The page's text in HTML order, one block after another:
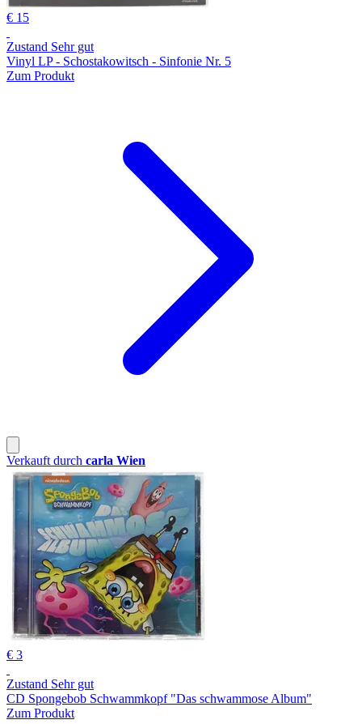
€ 15
Zustand Sehr gut
Vinyl LP - Schostakowitsch - Sinfonie Nr. 5
Zum Produkt
Verkauft durch carla Wien
€ 3
Zustand Sehr gut
CD Spongebob Schwammkopf "Das schwammose Album"
Zum Produkt